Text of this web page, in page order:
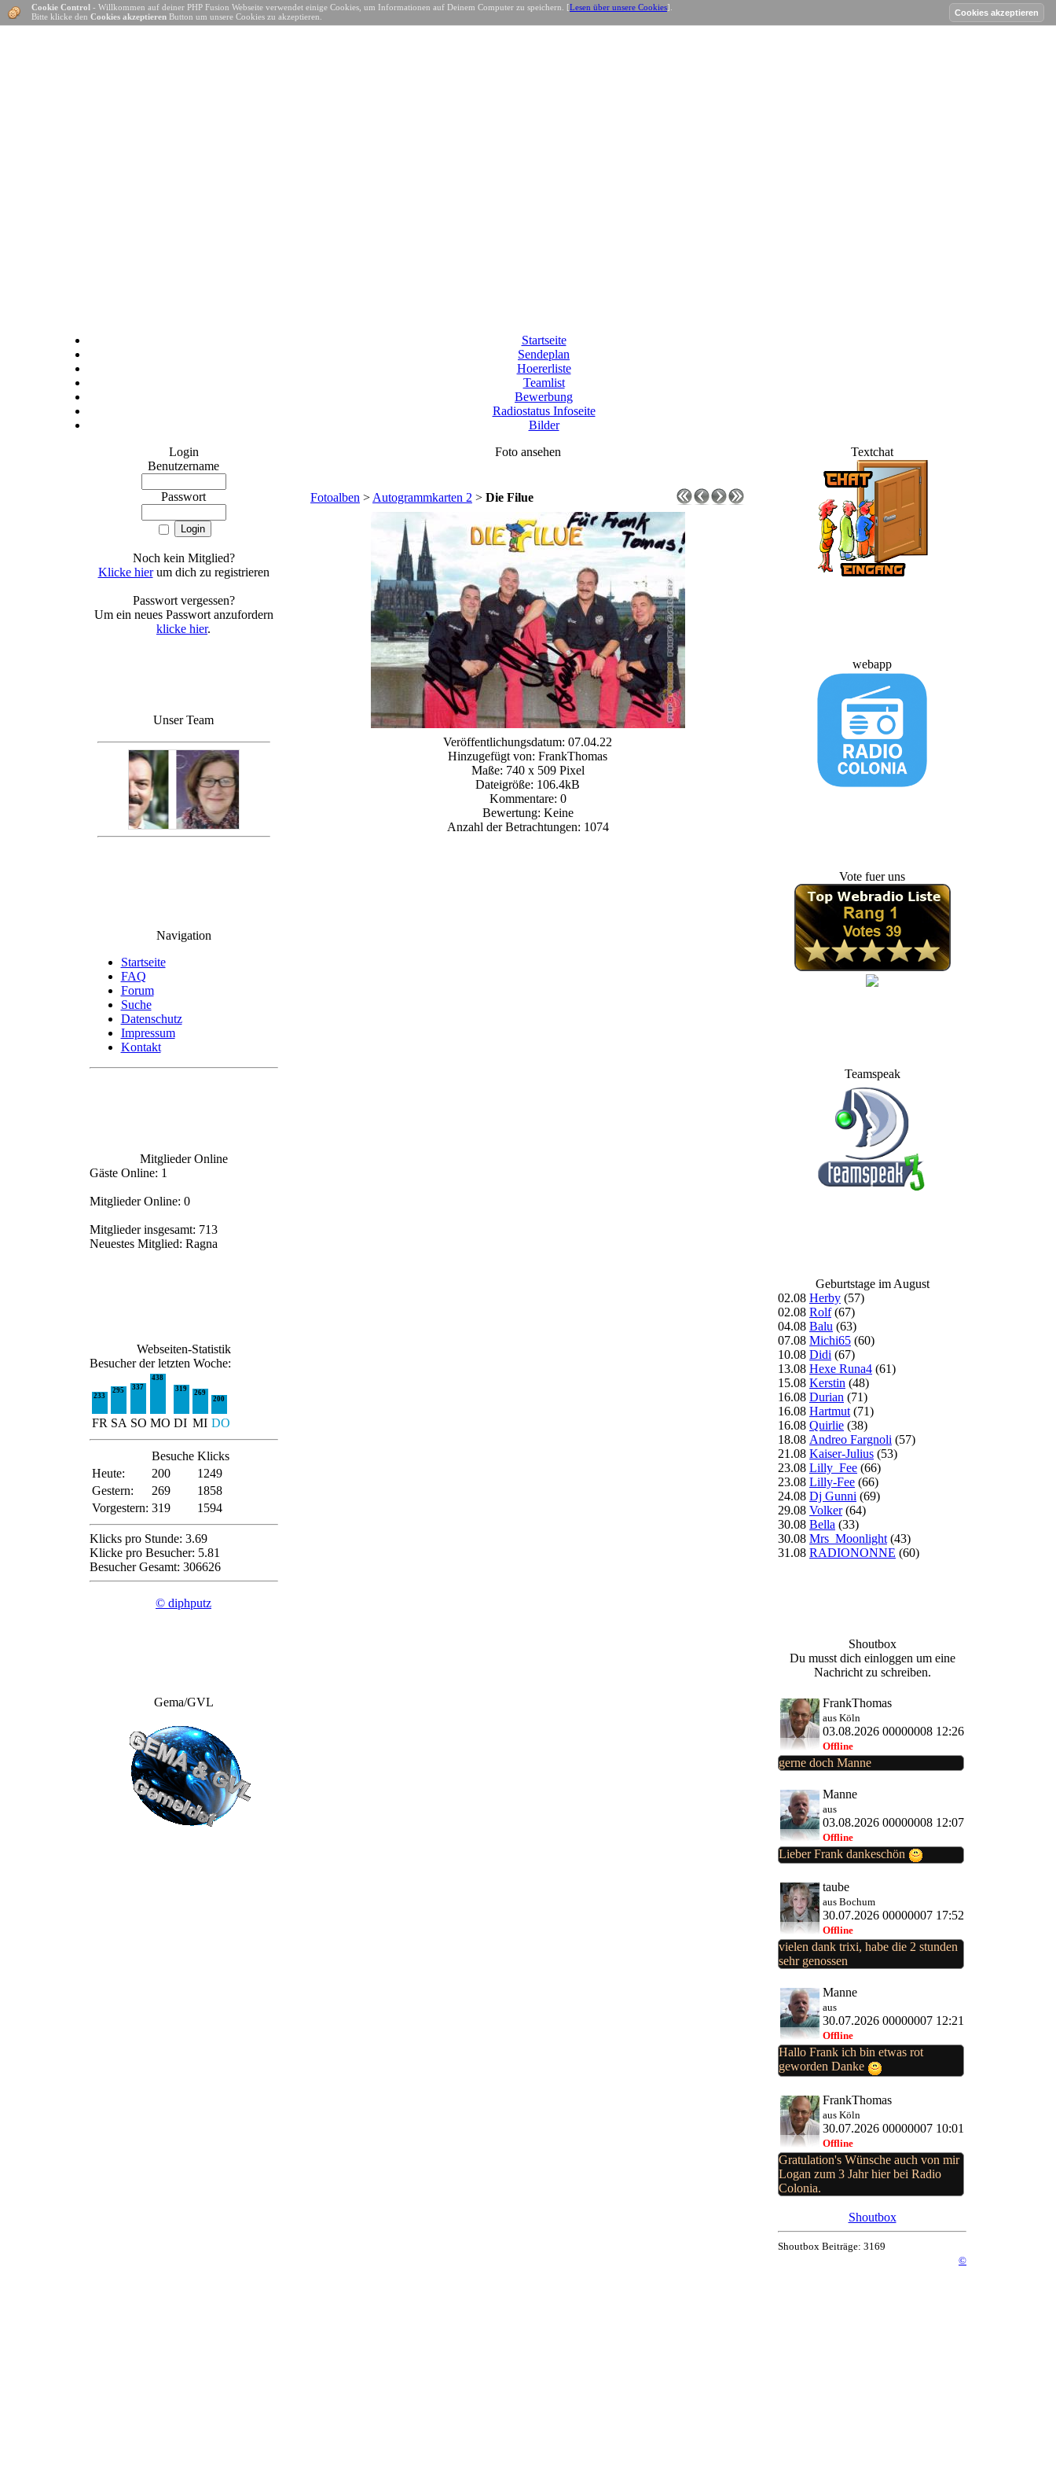
Startseite
Sendeplan
Hoererliste
Teamlist
Bewerbung
Radiostatus Infoseite
Bilder
Login
Benutzername
Passwort
Noch kein Mitglied?
Klicke hierum dich zu registrieren
Passwort vergessen?
Um ein neues Passwort anzufordern
klicke hier.
Unser Team
Navigation
Startseite
FAQ
Forum
Suche
Datenschutz
Impressum
Kontakt
Mitglieder Online
Gäste Online: 1
Mitglieder Online: 0
Mitglieder insgesamt: 713
Neuestes Mitglied: Ragna
Webseiten-Statistik
Besucher der letzten Woche:
233
295 337
438
319
269
200
FR SA SO MO DI MI DO
Besuche Klicks
Heute:
200
1249
Gestern:
269
1858
Vorgestern: 319 1594
Klicks pro Stunde: 3.69
Klicke pro Besucher: 5.81
Besucher Gesamt: 306626
© diphputz
Gema/GVL
Foto ansehen
Fotoalben > Autogrammkarten 2 > Die Filue
Veröffentlichungsdatum: 07.04.22
Hinzugefügt von: FrankThomas
Maße: 740 x 509 Pixel
Dateigröße: 106.4kB
Kommentare: 0
Bewertung: Keine
Anzahl der Betrachtungen: 1074
Cookie Control - Willkommen auf deiner PHP Fusion Webseite verwendet einige Cookies, um Informationen auf Deinem Computer zu speichern. [Lesen über unsere Cookies].
Bitte klicke den Cookies akzeptieren Button um unsere Cookies zu akzeptieren.
Textchat
webapp
Vote fuer uns
Teamspeak
Geburtstage im August
02.08 Herby (57)
02.08 Rolf(67)
04.08 Balu (63)
07.08 Michi65 (60)
10.08 Didi (67)
13.08 Hexe Runa4 (61)
15.08 Kerstin (48)
16.08 Durian (71)
16.08 Hartmut (71)
16.08 Quirlie (38)
18.08 Andreo Fargnoli (57)
21.08 Kaiser-Julius (53)
23.08 Lilly_Fee (66)
23.08 Lilly-Fee (66)
24.08 Dj Gunni (69)
29.08 Volker(64)
30.08 Bella (33)
30.08 Mrs_Moonlight (43)
31.08 RADIONONNE (60)
Shoutbox
Du musst dich einloggen um eine
Nachricht zu schreiben.
FrankThomas
aus Köln
03.08.2026 00000008 12:26
Offline
gerne doch Manne
Manne
aus
03.08.2026 00000008 12:07
Offline
Lieber Frank dankeschön
taube
aus Bochum
30.07.2026 00000007 17:52
Offline
vielen dank trixi, habe die 2 stunden
sehr genossen
Manne
aus
30.07.2026 00000007 12:21
Offline
Hallo Frank ich bin etwas rot
geworden Danke
FrankThomas
aus Köln
30.07.2026 00000007 10:01
Offline
Gratulation's Wünsche auch von mir
Logan zum 3 Jahr hier bei Radio
Colonia.
Shoutbox
Shoutbox Beiträge: 3169
©